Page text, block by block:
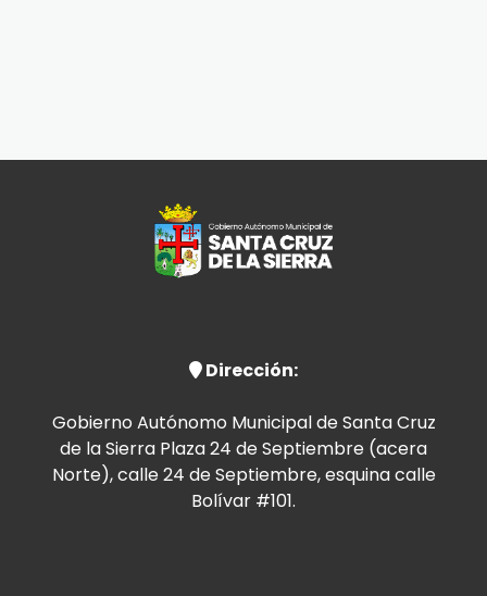
Dirección:
Gobierno Autónomo Municipal de Santa Cruz
de la Sierra Plaza 24 de Septiembre (acera
Norte), calle 24 de Septiembre, esquina calle
Bolívar #101.